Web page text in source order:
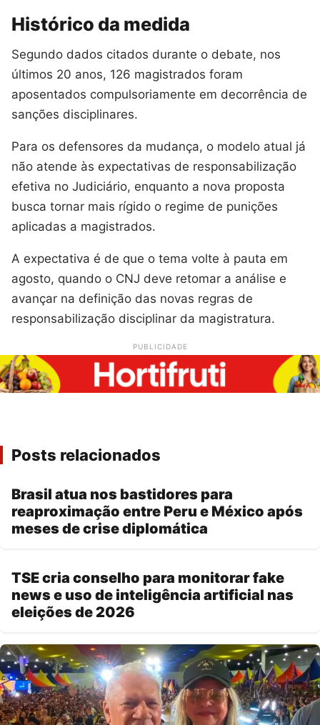
Histórico da medida
Segundo dados citados durante o debate, nos
últimos 20 anos, 126 magistrados foram
aposentados compulsoriamente em decorrência de
sanções disciplinares.
Para os defensores da mudança, o modelo atual já
não atende às expectativas de responsabilização
efetiva no Judiciário, enquanto a nova proposta
busca tornar mais rígido o regime de punições
aplicadas a magistrados.
A expectativa é de que o tema volte à pauta em
agosto, quando o CNJ deve retomar a análise e
avançar na definição das novas regras de
responsabilização disciplinar da magistratura.
PUBLICIDADE
Posts relacionados
Brasil atua nos bastidores para
reaproximação entre Peru e México após
meses de crise diplomática
TSE cria conselho para monitorar fake
news e uso de inteligência artificial nas
eleições de 2026